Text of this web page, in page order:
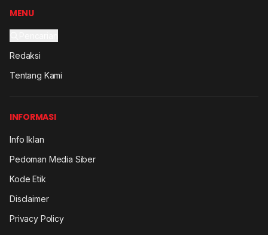
MENU
Redaksi
Tentang Kami
INFORMASI
Info Iklan
Pedoman Media Siber
Kode Etik
Disclaimer
Privacy Policy